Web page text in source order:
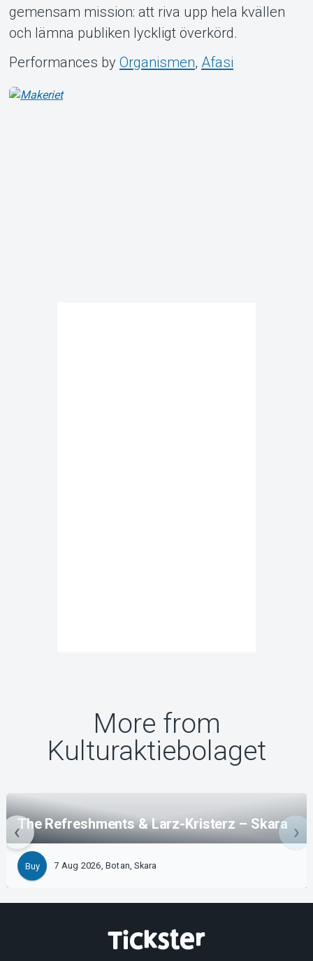
gemensam mission: att riva upp hela kvällen
och lämna publiken lyckligt överkörd.
Performances by Organismen, Afasi
More from
Kulturaktiebolaget
The Refreshments & Larz-Kristerz – Skara
Buy 7 Aug 2026, Botan, Skara